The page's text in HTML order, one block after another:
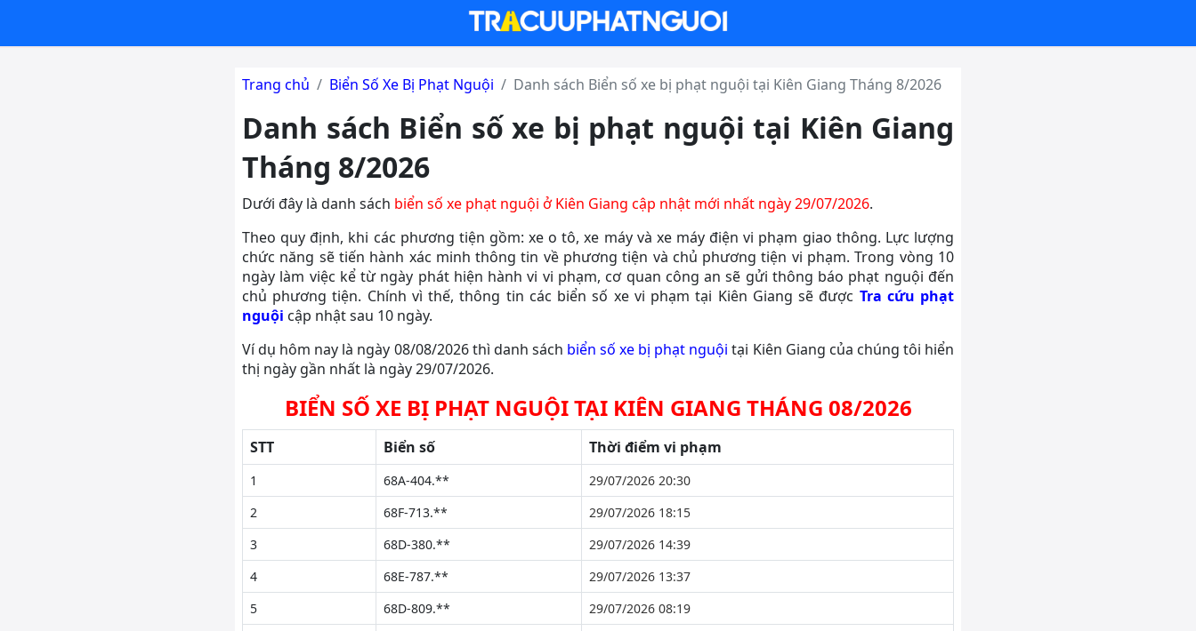
Trang chủ Biển Số Xe Bị Phạt Nguội Danh sách Biển số xe bị phạt nguội tại Kiên Giang Tháng 8/2026
Danh sách Biển số xe bị phạt nguội tại Kiên Giang
Tháng 8/2026
Dưới đây là danh sách biển số xe phạt nguội ở Kiên Giang cập nhật mới nhất ngày 29/07/2026.
Theo quy định, khi các phương tiện gồm: xe o tô, xe máy và xe máy điện vi phạm giao thông. Lực lượng
chức năng sẽ tiến hành xác minh thông tin về phương tiện và chủ phương tiện vi phạm. Trong vòng 10
ngày làm việc kể từ ngày phát hiện hành vi vi phạm, cơ quan công an sẽ gửi thông báo phạt nguội đến
chủ phương tiện. Chính vì thế, thông tin các biển số xe vi phạm tại Kiên Giang sẽ được Tra cứu phạt
nguội cập nhật sau 10 ngày.
Ví dụ hôm nay là ngày 08/08/2026 thì danh sách biển số xe bị phạt nguội tại Kiên Giang của chúng tôi hiển
thị ngày gần nhất là ngày 29/07/2026.
BIỂN SỐ XE BỊ PHẠT NGUỘI TẠI KIÊN GIANG THÁNG 08/2026
STT Biển số Thời điểm vi phạm
1 68A-404.**
29/07/2026 20:30
2
68F-713.**
29/07/2026 18:15
3
68D-380.**
29/07/2026 14:39
4
68E-787.**
29/07/2026 13:37
5
68D-809.**
29/07/2026 08:19